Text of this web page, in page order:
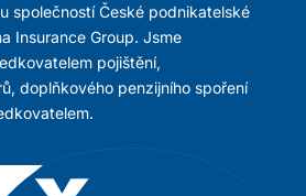
společností České podnikatelské
Insurance Group. Jsme
pojištění,
doplňkového penzijního spoření